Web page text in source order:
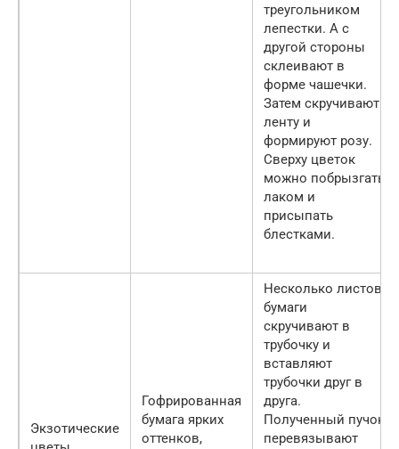
треугольником
лепестки. А с
другой стороны
склеивают в
форме чашечки.
Затем скручивают
ленту и
формируют розу.
Сверху цветок
можно побрызгать
лаком и
присыпать
блестками.
Экзотические
Гофрированная
бумага ярких
оттенков,
Несколько листов
бумаги
скручивают в
трубочку и
вставляют
трубочки друг в
друга.
Полученный пучок
перевязывают